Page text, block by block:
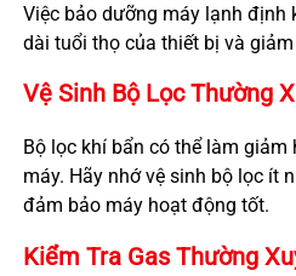
Việc bảo dưỡng máy lạnh định
dài tuổi thọ của thiết bị và
Vệ Sinh Bộ Lọc Thường
Bộ lọc khí bẩn có thể làm
máy. Hãy nhớ vệ sinh bộ lọc ít
đảm bảo máy hoạt động tốt.
Kiểm Tra Gas Thường